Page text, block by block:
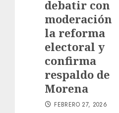
debatir con
moderación
la reforma
electoral y
confirma
respaldo de
Morena
FEBRERO 27, 2026